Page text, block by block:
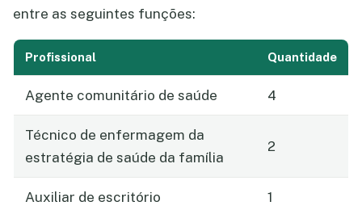
entre as seguintes funções:
Profissional Quantidade
Agente comunitário de saúde 4
Técnico de enfermagem da
estratégia de saúde da família
2
Auxiliar de escritório 1